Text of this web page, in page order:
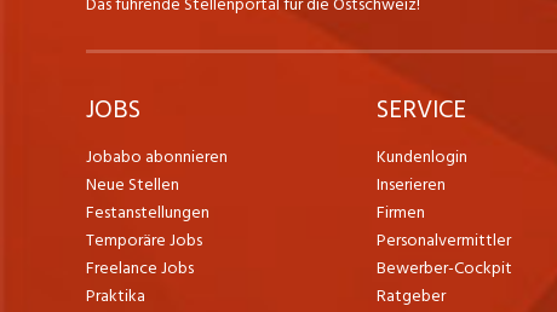
JOBS
Jobabo abonnieren
Neue Stellen
Festanstellungen
Temporäre Jobs
Freelance Jobs
Praktika
SERVICE
Kundenlogin
Inserieren
Firmen
Personalvermittler
Bewerber-Cockpit
Ratgeber